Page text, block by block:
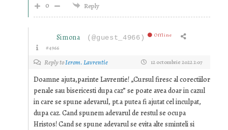
0
Reply
Simona (@guest_4966) Offline
#4966
Reply toIerom. Lavrentie 12 octombrie 2022 2:07
Doamne ajuta,parinte Lavrentie! „Cursul firesc al corectiilor
penale sau bisericesti dupa caz” se poate avea doar in cazul
in care se spune adevarul, pt.a putea fi ajutat cel inculpat,
dupa caz. Cand spunem adevarul de restul se ocupa
Hristos! Cand se spune adevarul se evita alte sminteli si